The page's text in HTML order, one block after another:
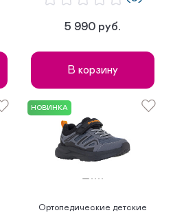
5 990 руб.
В корзину
НОВИНКА
Ортопедические детские